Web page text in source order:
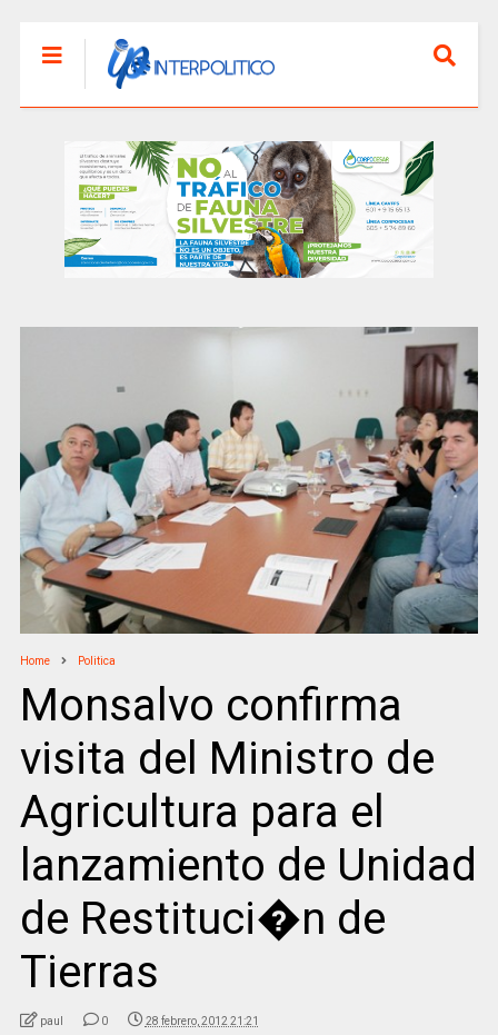
Home Politica
Monsalvo confirma
visita del Ministro de
Agricultura para el
lanzamiento de Unidad
de Restituci�n de
Tierras
paul 0 28 febrero, 2012 21:21